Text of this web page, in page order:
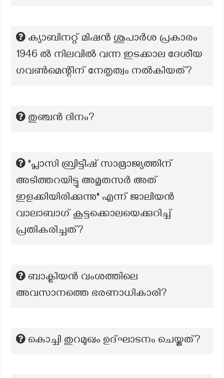
ക്യാബിനറ്റ് മിഷൻ ശുപാർശ പ്രകാരം
1946 ൽ നിലവിൽ വന്ന ഇടക്കാല ദേശീയ
ഗവൺമെന്റിന് നേതൃത്വം നൽകിയത്?
തുഞ്ചന്‍ ദിനം?
"പ്ലാസി ബ്രിട്ടീഷ് സാമ്രാജ്യത്തിന്
അടിത്തറയിട്ടു അമൃതസർ അത്
ഇളക്കിയിരിക്കുന്നു" എന്ന് ജാലിയൻ
വാലാബാഗ് കൂട്ടക്കൊലയെക്കുറിച്ച്
പ്രതികരിച്ചത്?
ബാക്ട്രിയൻ വംശത്തിലെ
അവസാനത്തെ ഭരണാധികാരി?
കൊച്ചി തുറമുഖം ഉദ്ഘാടനം ചെയ്തത്?